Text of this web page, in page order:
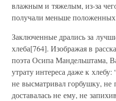
влажным и тяжелым, из-за
получали меньше
Заключенные дрались за
хлеба[764]. Изображая в
поэта Осипа Мандельштама,
утрату интереса даже к
не высматривал горбушку, не
доставалась не ему, не